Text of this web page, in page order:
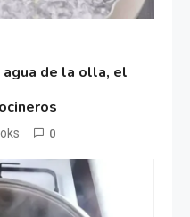
de la olla, el
0